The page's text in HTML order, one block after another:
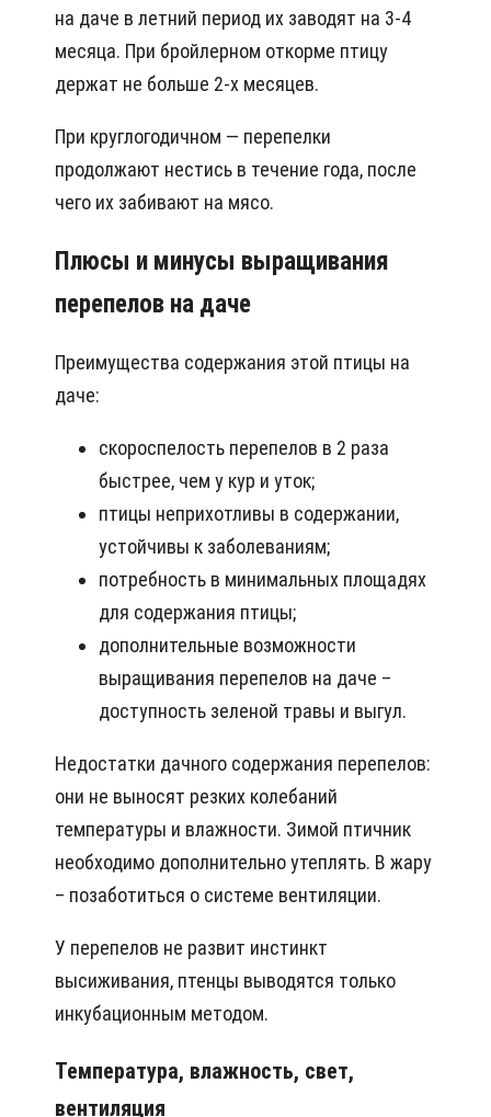
на даче в летний период их заводят на 3-4
месяца. При бройлерном откорме птицу
держат не больше 2-х месяцев.
При круглогодичном — перепелки
продолжают нестись в течение года, после
чего их забивают на мясо.
Плюсы и минусы выращивания
перепелов на даче
Преимущества содержания этой птицы на
даче:
скороспелость перепелов в 2 раза
быстрее, чем у кур и уток;
птицы неприхотливы в содержании,
устойчивы к заболеваниям;
потребность в минимальных площадях
для содержания птицы;
дополнительные возможности
выращивания перепелов на даче –
доступность зеленой травы и выгул.
Недостатки дачного содержания перепелов:
они не выносят резких колебаний
температуры и влажности. Зимой птичник
необходимо дополнительно утеплять. В жару
– позаботиться о системе вентиляции.
У перепелов не развит инстинкт
высиживания, птенцы выводятся только
инкубационным методом.
Температура, влажность, свет,
вентиляция